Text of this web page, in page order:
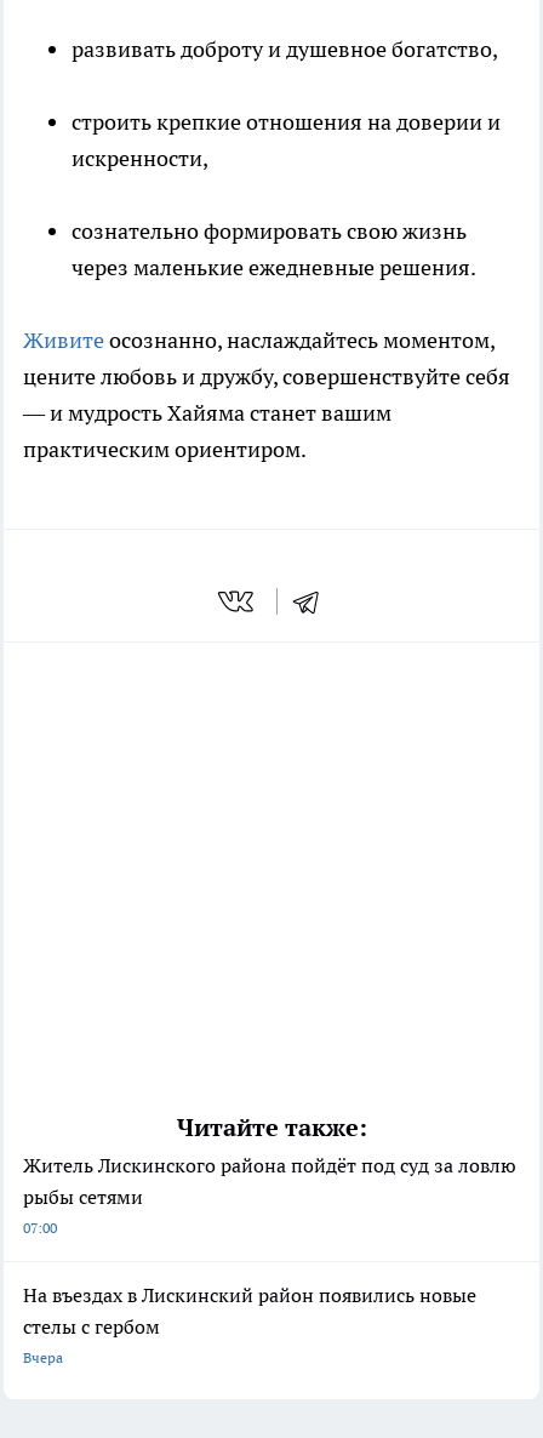
развивать доброту и душевное богатство,
строить крепкие отношения на доверии и
искренности,
сознательно формировать свою жизнь
через маленькие ежедневные решения.
Живитеосознанно, наслаждайтесь моментом,
цените любовь и дружбу, совершенствуйте себя
— и мудрость Хайяма станет вашим
практическим ориентиром.
Читайте также:
Житель Лискинского района пойдёт под суд за ловлю
рыбы сетями
07:00
На въездах в Лискинский район появились новые
стелы с гербом
Вчера